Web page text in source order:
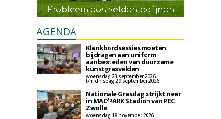
AGENDA
Klankbordsessies moeten
bijdragen aan uniform
aanbesteden van duurzame
kunstgrasvelden
woensdag 23 september 2026
t/m dinsdag 29 september 2026
Nationale Grasdag strijkt neer
in MAC³PARK Stadion van PEC
Zwolle
woensdag 18 november 2026